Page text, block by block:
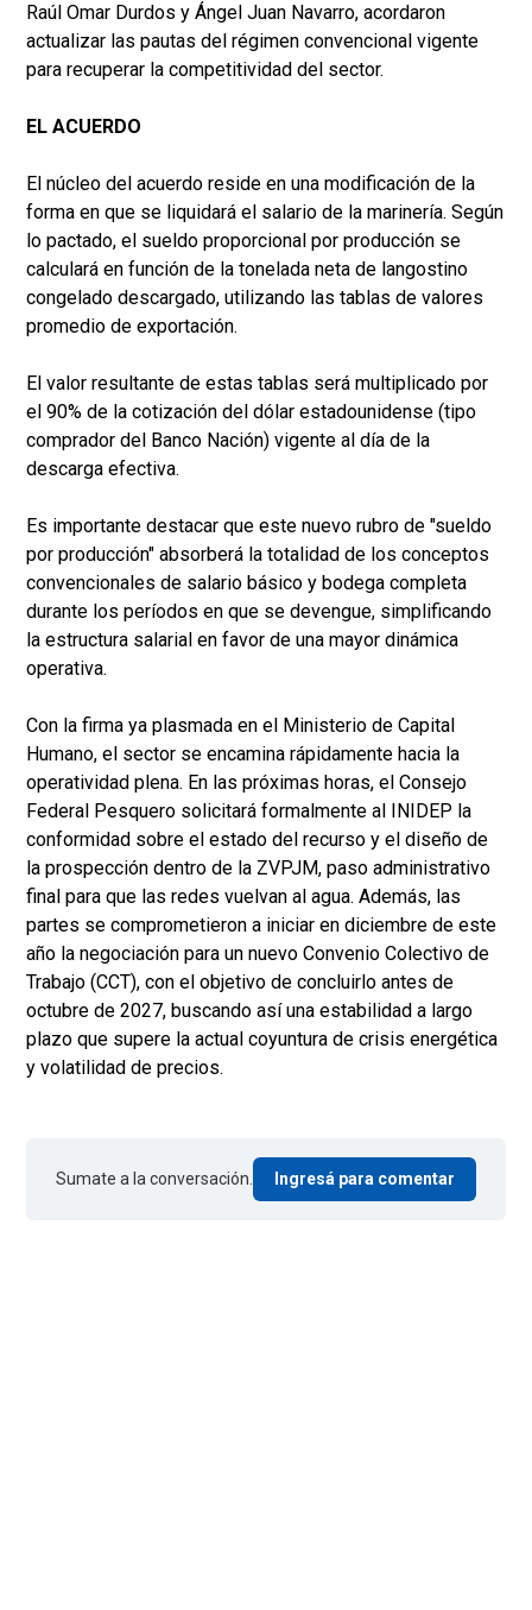
Raúl Omar Durdos y Ángel Juan Navarro, acordaron
actualizar las pautas del régimen convencional vigente
para recuperar la competitividad del sector.
EL ACUERDO
El núcleo del acuerdo reside en una modificación de la
forma en que se liquidará el salario de la marinería. Según
lo pactado, el sueldo proporcional por producción se
calculará en función de la tonelada neta de langostino
congelado descargado, utilizando las tablas de valores
promedio de exportación.
El valor resultante de estas tablas será multiplicado por
el 90% de la cotización del dólar estadounidense (tipo
comprador del Banco Nación) vigente al día de la
descarga efectiva.
Es importante destacar que este nuevo rubro de "sueldo
por producción" absorberá la totalidad de los conceptos
convencionales de salario básico y bodega completa
durante los períodos en que se devengue, simplificando
la estructura salarial en favor de una mayor dinámica
operativa.
Con la firma ya plasmada en el Ministerio de Capital
Humano, el sector se encamina rápidamente hacia la
operatividad plena. En las próximas horas, el Consejo
Federal Pesquero solicitará formalmente al INIDEP la
conformidad sobre el estado del recurso y el diseño de
la prospección dentro de la ZVPJM, paso administrativo
final para que las redes vuelvan al agua. Además, las
partes se comprometieron a iniciar en diciembre de este
año la negociación para un nuevo Convenio Colectivo de
Trabajo (CCT), con el objetivo de concluirlo antes de
octubre de 2027, buscando así una estabilidad a largo
plazo que supere la actual coyuntura de crisis energética
y volatilidad de precios.
Sumate a la conversación. Ingresá para comentar